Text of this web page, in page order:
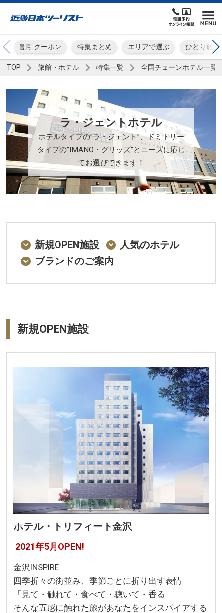
割引クーポン 特集まとめ エリアで選ぶ ひとり旅
TOP 旅館・ホテル 特集一覧 全国チェーンホテル一覧
ラ・ジェントホテル
ホテルタイプの”ラ・ジェント”、ドミトリー
タイプの”IMANO・グリッズ”とニーズに応じ
てお選びできます！
新規OPEN施設
人気のホテル
ブランドのご案内
新規OPEN施設
ホテル・トリフィート金沢
2021年5月OPEN!
金沢INSPIRE
四季折々の街並み、季節ごとに折り出す表情
「見て・触れて・食べて・聴いて・香る」
そんな五感に触れた旅があなたをインスパイアする